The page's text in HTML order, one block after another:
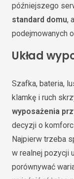
późniejszego
standard domu,
podejmowanych
Układ
Szafka, bateria,
klamkę i ruch
wyposażenia
decyzji o
Najpierw trzeba
w realnej pozycji
porównywać